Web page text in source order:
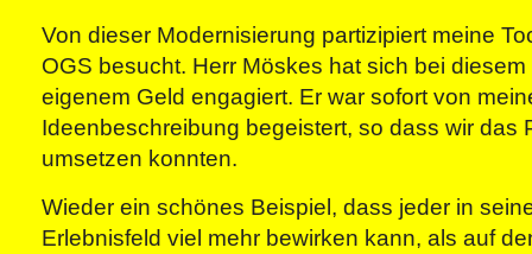
Von dieser Modernisierung partizipiert meine
OGS besucht. Herr Möskes hat sich bei
eigenem Geld engagiert. Er war sofort von
Ideenbeschreibung begeistert, so dass wir das
umsetzen konnten.
Wieder ein schönes Beispiel, dass jeder in
Erlebnisfeld viel mehr bewirken kann, als auf